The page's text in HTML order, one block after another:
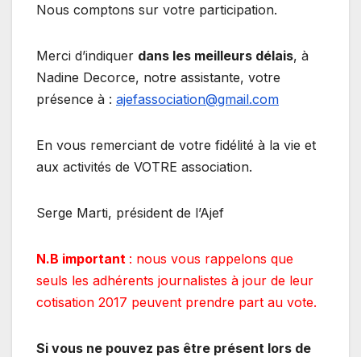
Nous comptons sur votre participation.
Merci d’indiquer dans les meilleurs délais, à
Nadine Decorce, notre assistante, votre
présence à : ajefassociation@gmail.com
En vous remerciant de votre fidélité à la vie et
aux activités de VOTRE association.
Serge Marti, président de l’Ajef
N.B important : nous vous rappelons que
seuls les adhérents journalistes à jour de leur
cotisation 2017 peuvent prendre part au vote.
Si vous ne pouvez pas être présent lors de